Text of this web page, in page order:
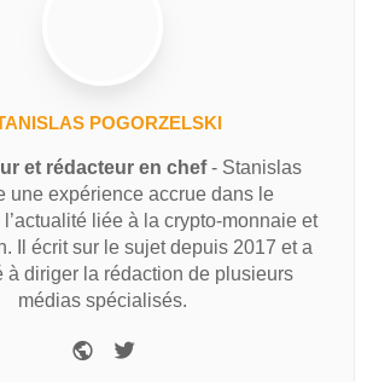
POGORZELSKI
et rédacteur en chef- Stanislas
une expérience accrue dans le
liée à la crypto-monnaie et
Il écrit sur le sujet depuis 2017 et a
à diriger la rédaction de plusieurs
médias spécialisés.